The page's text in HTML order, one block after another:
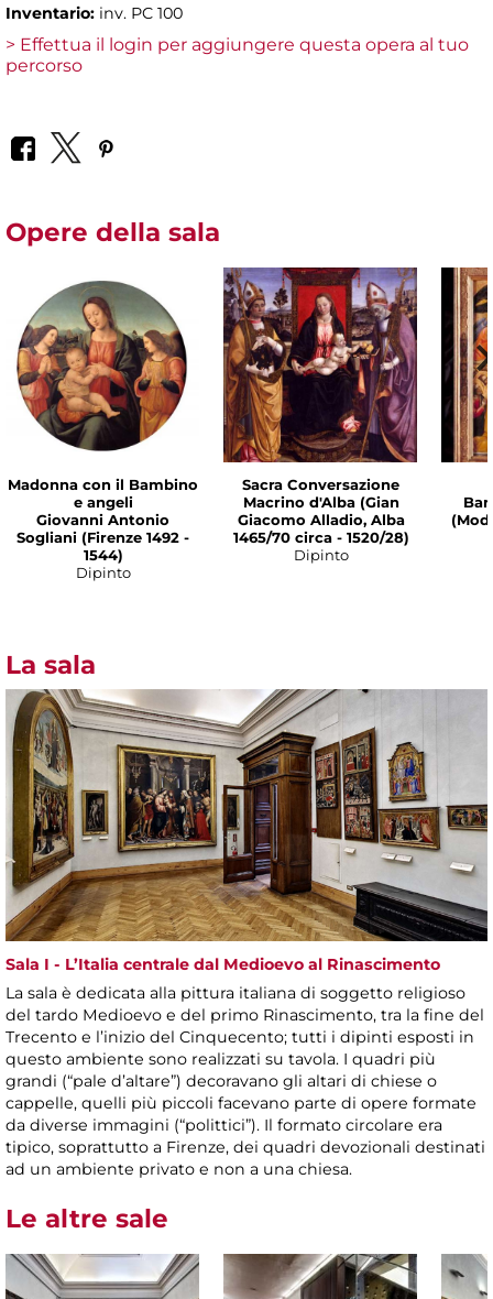
Inventario: inv. PC 100
> Effettua il login per aggiungere questa opera al tuo
percorso
Opere della sala
Madonna con il Bambino
e angeli
Giovanni Antonio
Sogliani (Firenze 1492 -
1544)
Dipinto
Sacra Conversazione
Macrino d'Alba (Gian
Giacomo Alladio, Alba
1465/70 circa - 1520/28)
Dipinto
La sala
Sala I - L’Italia centrale dal Medioevo al Rinascimento
La sala è dedicata alla pittura italiana di soggetto religioso
del tardo Medioevo e del primo Rinascimento, tra la fine del
Trecento e l’inizio del Cinquecento; tutti i dipinti esposti in
questo ambiente sono realizzati su tavola. I quadri più
grandi (“pale d’altare”) decoravano gli altari di chiese o
cappelle, quelli più piccoli facevano parte di opere formate
da diverse immagini (“polittici”). Il formato circolare era
tipico, soprattutto a Firenze, dei quadri devozionali destinati
ad un ambiente privato e non a una chiesa.
Le altre sale